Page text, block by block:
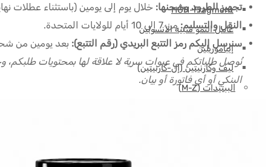
HGH-Fragment
عامل النمو شبيه الأنسولين
إيباموريلين
ليف وكارنيتين (إل-كارنيتين)
الببتيدات (M-Z)
تجهيز الطرود وشحنها: خلال يوم إلى يومين (باستثناء عطلات
النقل والتسليم: من 7 إلى 10 أيام للولايات المتحدة.
سنرسل إليكم رمز التتبع البريدي (رقم التتبع): بعد يومين من
البنكي أو أي فاتورة أو بيان.